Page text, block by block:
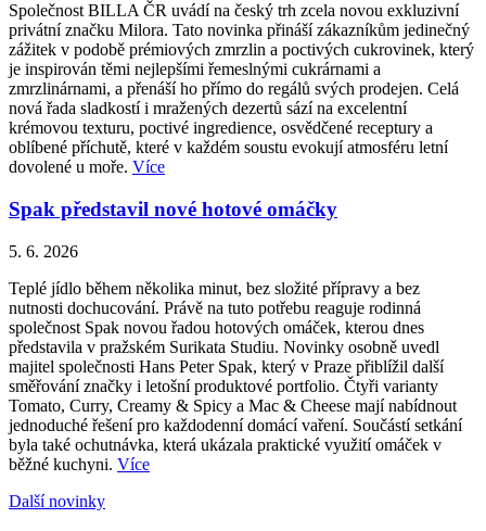
Společnost BILLA ČR uvádí na český trh zcela novou exkluzivní
privátní značku Milora. Tato novinka přináší zákazníkům jedinečný
zážitek v podobě prémiových zmrzlin a poctivých cukrovinek, který
je inspirován těmi nejlepšími řemeslnými cukrárnami a
zmrzlinárnami, a přenáší ho přímo do regálů svých prodejen. Celá
nová řada sladkostí i mražených dezertů sází na excelentní
krémovou texturu, poctivé ingredience, osvědčené receptury a
oblíbené příchutě, které v každém soustu evokují atmosféru letní
dovolené u moře. Více
Spak představil nové hotové omáčky
5. 6. 2026
Teplé jídlo během několika minut, bez složité přípravy a bez
nutnosti dochucování. Právě na tuto potřebu reaguje rodinná
společnost Spak novou řadou hotových omáček, kterou dnes
představila v pražském Surikata Studiu. Novinky osobně uvedl
majitel společnosti Hans Peter Spak, který v Praze přiblížil další
směřování značky i letošní produktové portfolio. Čtyři varianty
Tomato, Curry, Creamy & Spicy a Mac & Cheese mají nabídnout
jednoduché řešení pro každodenní domácí vaření. Součástí setkání
byla také ochutnávka, která ukázala praktické využití omáček v
běžné kuchyni. Více
Další novinky